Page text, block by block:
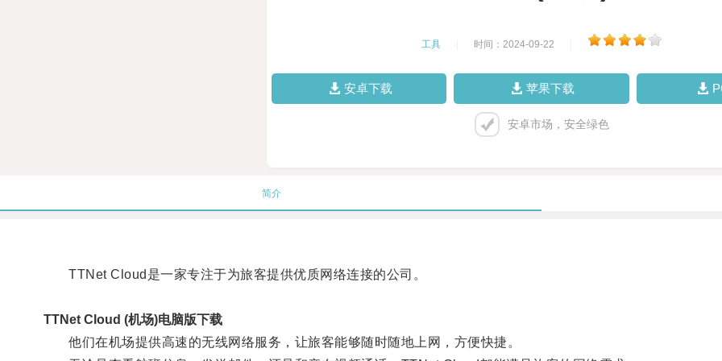
工具 时间：2024-09-22
安卓下载 苹果下载
安卓市场，安全绿色
简介
TTNet Cloud是一家专注于为旅客提供优质网络连接的公司。
TTNet Cloud (机场)电脑版下载
他们在机场提供高速的无线网络服务，让旅客能够随时随地上网，方便快捷。